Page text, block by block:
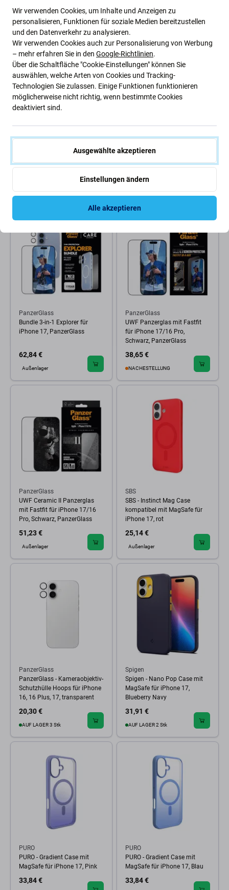
NACHESTELLUNG Außenlager
PanzerGlass
iPhone 17, PanzerGlass
PanzerGlass
Applikator für iPhone 17/16
Pro, Schwarz, PanzerGlass
43,49 €
PanzerGlass
Bundle 3-in-1 Explorer für
iPhone 17, PanzerGlass
62,84 €
Außenlager
PanzerGlass
UWF Panzerglas mit Fastfit
für iPhone 17/16 Pro,
Schwarz, PanzerGlass
38,65 €
NACHESTELLUNG
PanzerGlass
UWF Ceramic II Panzerglas
mit Fastfit für iPhone 17/16
Pro, Schwarz, PanzerGlass
51,23 €
Außenlager
SBS
SBS - Instinct Mag Case
kompatibel mit MagSafe für
iPhone 17, rot
25,14 €
Außenlager
PanzerGlass
PanzerGlass - Kameraobjektiv-
Schutzhülle Hoops für iPhone
16, 16 Plus, 17, transparent
20,30 €
AUF LAGER 3 Stk
Spigen
Spigen - Nano Pop Case mit
MagSafe für iPhone 17,
Blueberry Navy
31,91 €
AUF LAGER 2 Stk
PURO
PURO - Gradient Case mit
MagSafe für iPhone 17, Pink
33,84 €
PURO
PURO - Gradient Case mit
MagSafe für iPhone 17, Blau
33,84 €
Wir verwenden Cookies, um Inhalte und Anzeigen zu
personalisieren, Funktionen für soziale Medien bereitzustellen
und den Datenverkehr zu analysieren.
Wir verwenden Cookies auch zur Personalisierung von Werbung
– mehr erfahren Sie in den Google-Richtlinien.
Über die Schaltfläche "Cookie-Einstellungen" können Sie
auswählen, welche Arten von Cookies und Tracking-
Technologien Sie zulassen. Einige Funktionen funktionieren
möglicherweise nicht richtig, wenn bestimmte Cookies
deaktiviert sind.
Ausgewählte akzeptieren
Einstellungen ändern
Alle akzeptieren